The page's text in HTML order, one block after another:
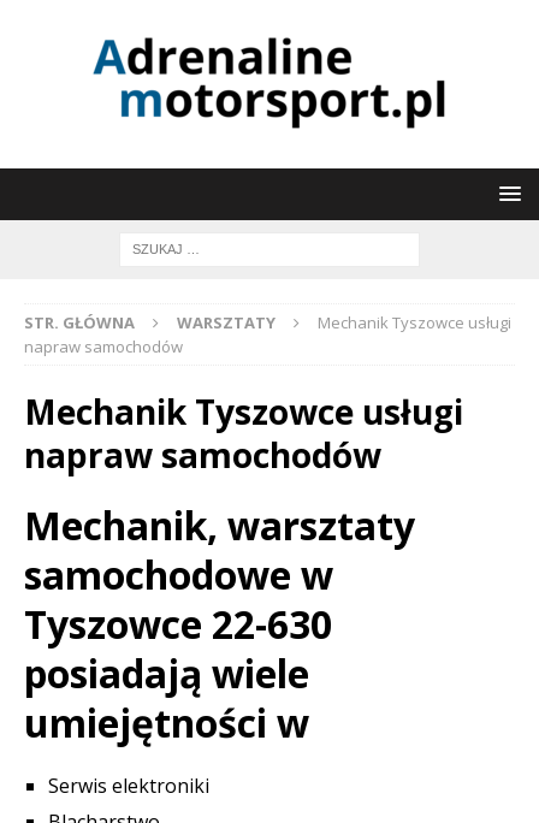
STR. GŁÓWNA WARSZTATY
Mechanik Tyszowce usługi
napraw samochodów
Mechanik Tyszowce usługi
napraw samochodów
Mechanik, warsztaty
samochodowe w
Tyszowce 22-630
posiadają wiele
umiejętności w
Serwis elektroniki